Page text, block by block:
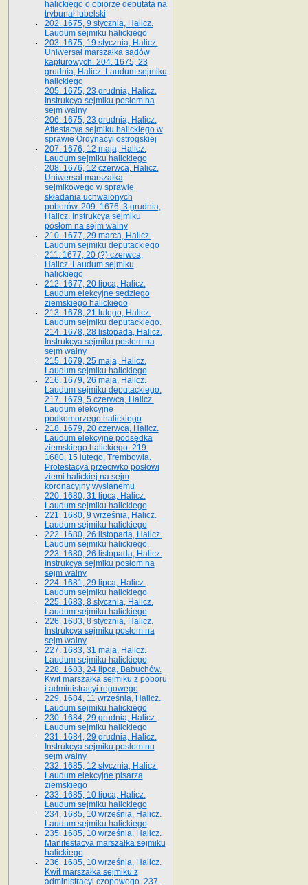
halickiego o obiorze deputata na
trybunał lubelski
202. 1675, 9 stycznia, Halicz.
Laudum sejmiku halickiego
203. 1675, 19 stycznia, Halicz.
Uniwersał marszałka sądów
kapturowych. 204. 1675, 23
grudnia, Halicz. Laudum sejmiku
halickiego
205. 1675, 23 grudnia, Halicz.
Instrukcya sejmiku posłom na
sejm walny
206. 1675, 23 grudnia, Halicz.
Attestacya sejmiku halickiego w
sprawie Ordynacyi ostrogskiej
207. 1676, 12 maja, Halicz.
Laudum sejmiku halickiego
208. 1676, 12 czerwca, Halicz.
Uniwersał marszałka
sejmikowego w sprawie
składania uchwalonych
poborów. 209. 1676, 3 grudnia,
Halicz. Instrukcya sejmiku
posłom na sejm walny
210. 1677, 29 marca, Halicz.
Laudum sejmiku deputackiego
211. 1677, 20 (?) czerwca,
Halicz. Laudum sejmiku
halickiego
212. 1677, 20 lipca, Halicz.
Laudum elekcyjne sędziego
ziemskiego halickiego
213. 1678, 21 lutego, Halicz.
Laudum sejmiku deputackiego.
214. 1678, 28 listopada, Halicz.
Instrukcya sejmiku posłom na
sejm walny
215. 1679, 25 maja, Halicz.
Laudum sejmiku halickiego
216. 1679, 26 maja, Halicz.
Laudum sejmiku deputackiego.
217. 1679, 5 czerwca, Halicz.
Laudum elekcyjne
podkomorzego halickiego
218. 1679, 20 czerwca, Halicz.
Laudum elekcyjne podsędka
ziemskiego halickiego. 219.
1680, 15 lutego, Trembowla.
Protestacya przeciwko posłowi
ziemi halickiej na sejm
koronacyjny wysłanemu
220. 1680, 31 lipca, Halicz.
Laudum sejmiku halickiego
221. 1680, 9 września, Halicz.
Laudum sejmiku halickiego
222. 1680, 26 listopada, Halicz.
Laudum sejmiku halickiego.
223. 1680, 26 listopada, Halicz.
Instrukcya sejmiku posłom na
sejm walny
224. 1681, 29 lipca, Halicz.
Laudum sejmiku halickiego
225. 1683, 8 stycznia, Halicz.
Laudum sejmiku halickiego
226. 1683, 8 stycznia, Halicz.
Instrukcya sejmiku posłom na
sejm walny
227. 1683, 31 maja, Halicz.
Laudum sejmiku halickiego
228. 1683, 24 lipca, Babuchów.
Kwit marszałka sejmiku z poboru
i administracyi rogowego
229. 1684, 11 września, Halicz.
Laudum sejmiku halickiego
230. 1684, 29 grudnia, Halicz.
Laudum sejmiku halickiego
231. 1684, 29 grudnia, Halicz.
Instrukcya sejmiku posłom nu
sejm walny
232. 1685, 12 stycznia, Halicz.
Laudum elekcyjne pisarza
ziemskiego
233. 1685, 10 lipca, Halicz.
Laudum sejmiku halickiego
234. 1685, 10 września, Halicz.
Laudum sejmiku halickiego
235. 1685, 10 września, Halicz.
Manifestacya marszałka sejmiku
halickiego
236. 1685, 10 września, Halicz.
Kwit marszałka sejmiku z
administracyi czopowego. 237.